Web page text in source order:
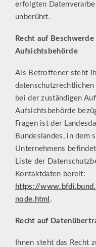
erfolgten
unberührt.
Recht auf
Aufsichtsbehörde
Als Betroffener steht
bei der zuständigen
Aufsichtsbehörde
Fragen ist der
Bundeslandes, in dem
Unternehmens
Liste der
Kontaktdaten bereit:
https://
node.html .
Recht auf
Ihnen steht das Recht